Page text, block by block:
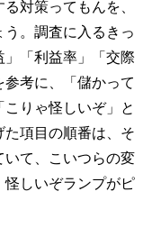
対策ってもんを、
。調査に入るきっ
「利益率」「交際
考に、「儲かって
りゃ怪しいぞ」と
項目の順番は、そ
て、こいつらの変
しいぞランプがピ